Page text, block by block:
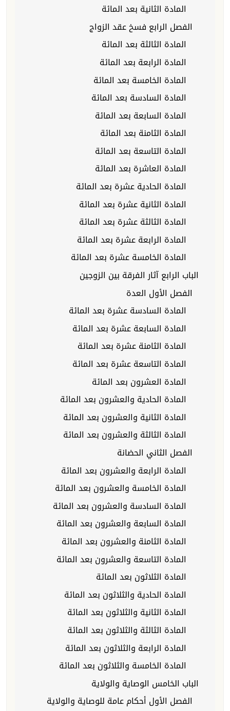
المادة الثانية بعد المائة
الفصل الرابع فسخ عقد الزواج
المادة الثالثة بعد المائة
المادة الرابعة بعد المائة
المادة الخامسة بعد المائة
المادة السادسة بعد المائة
المادة السابعة بعد المائة
المادة الثامنة بعد المائة
المادة التاسعة بعد المائة
المادة العاشرة بعد المائة
المادة الحادية عشرة بعد المائة
المادة الثانية عشرة بعد المائة
المادة الثالثة عشرة بعد المائة
المادة الرابعة عشرة بعد المائة
المادة الخامسة عشرة بعد المائة
الباب الرابع آثار الفرقة بين الزوجين
الفصل الأول العدة
المادة السادسة عشرة بعد المائة
المادة السابعة عشرة بعد المائة
المادة الثامنة عشرة بعد المائة
المادة التاسعة عشرة بعد المائة
المادة العشرون بعد المائة
المادة الحادية والعشرون بعد المائة
المادة الثانية والعشرون بعد المائة
المادة الثالثة والعشرون بعد المائة
الفصل الثاني الحضانة
المادة الرابعة والعشرون بعد المائة
المادة الخامسة والعشرون بعد المائة
المادة السادسة والعشرون بعد المائة
المادة السابعة والعشرون بعد المائة
المادة الثامنة والعشرون بعد المائة
المادة التاسعة والعشرون بعد المائة
المادة الثلاثون بعد المائة
المادة الحادية والثلاثون بعد المائة
المادة الثانية والثلاثون بعد المائة
المادة الثالثة والثلاثون بعد المائة
المادة الرابعة والثلاثون بعد المائة
المادة الخامسة والثلاثون بعد المائة
الباب الخامس الوصاية والولاية
الفصل الأول أحكام عامة للوصاية والولاية